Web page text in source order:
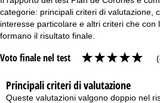
categorie: principali criteri di valutazione,
interesse particolare e altri criteri che con
formano il risultato finale.
Voto finale nel test
Principali criteri di valutazione
Queste valutazioni valgono doppio nel